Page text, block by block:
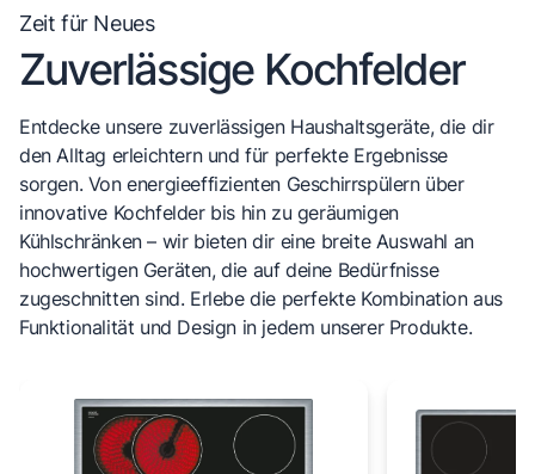
Zeit für Neues
Zuverlässige Kochfelder
Entdecke unsere zuverlässigen Haushaltsgeräte, die dir
den Alltag erleichtern und für perfekte Ergebnisse
sorgen. Von energieeffizienten Geschirrspülern über
innovative Kochfelder bis hin zu geräumigen
Kühlschränken – wir bieten dir eine breite Auswahl an
hochwertigen Geräten, die auf deine Bedürfnisse
zugeschnitten sind. Erlebe die perfekte Kombination aus
Funktionalität und Design in jedem unserer Produkte.